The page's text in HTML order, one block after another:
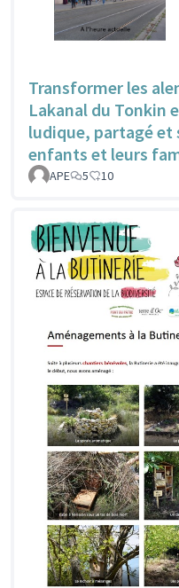
Transformer les
Lakanal du Tonkin
ludique, partagé et
enfants et leurs
APE 5 10